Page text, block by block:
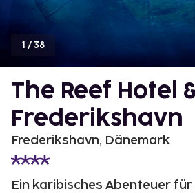
1 /38
The Reef Hotel
Frederikshavn
Frederikshavn, Dänemark
Ein karibisches Abenteuer für